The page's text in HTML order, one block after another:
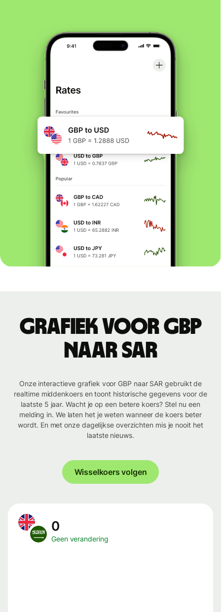
Grafiek voor GBP
naar SAR
Onze interactieve grafiek voor GBP naar SAR gebruikt de
realtime middenkoers en toont historische gegevens voor de
laatste 5 jaar. Wacht je op een betere koers? Stel nu een
melding in. We laten het je weten wanneer de koers beter
wordt. En met onze dagelijkse overzichten mis je nooit het
laatste nieuws.
Wisselkoers volgen
0
Geen verandering